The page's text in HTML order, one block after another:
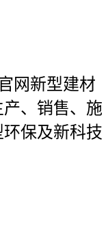
网新型建材
、销售、施
保及新科技